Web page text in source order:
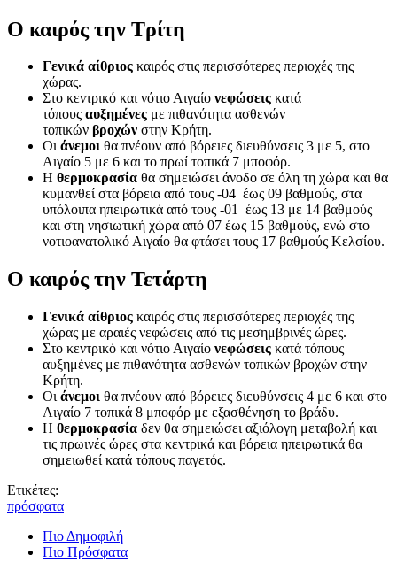
Ο καιρός την Τρίτη
Γενικά αίθριος καιρός στις περισσότερες περιοχές της
χώρας.
Στο κεντρικό και νότιο Αιγαίο νεφώσεις κατά
τόπους αυξημένες με πιθανότητα ασθενών
τοπικών βροχών στην Κρήτη.
Οιάνεμοι θα πνέουν από βόρειες διευθύνσεις 3 με 5, στο
Αιγαίο 5 με 6 και το πρωί τοπικά 7 μποφόρ.
Η θερμοκρασία θα σημειώσει άνοδο σε όλη τη χώρα και θα
κυμανθεί στα βόρεια από τους -04 έως 09 βαθμούς, στα
υπόλοιπα ηπειρωτικά από τους -01 έως 13 με 14 βαθμούς
και στη νησιωτική χώρα από 07 έως 15 βαθμούς, ενώ στο
νοτιοανατολικό Αιγαίο θα φτάσει τους 17 βαθμούς Κελσίου.
Ο καιρός την Τετάρτη
Γενικά αίθριος καιρός στις περισσότερες περιοχές της
χώρας με αραιές νεφώσεις από τις μεσημβρινές ώρες.
Στο κεντρικό και νότιο Αιγαίο νεφώσεις κατά τόπους
αυξημένες με πιθανότητα ασθενών τοπικών βροχών στην
Κρήτη.
Οι άνεμοι θα πνέουν από βόρειες διευθύνσεις 4 με 6 και στο
Αιγαίο 7 τοπικά 8 μποφόρ με εξασθένηση το βράδυ.
Η θερμοκρασία δεν θα σημειώσει αξιόλογη μεταβολή και
τις πρωινές ώρες στα κεντρικά και βόρεια ηπειρωτικά θα
σημειωθεί κατά τόπους παγετός.
Ετικέτες:
πρόσφατα
Πιο Δημοφιλή
Πιο Πρόσφατα